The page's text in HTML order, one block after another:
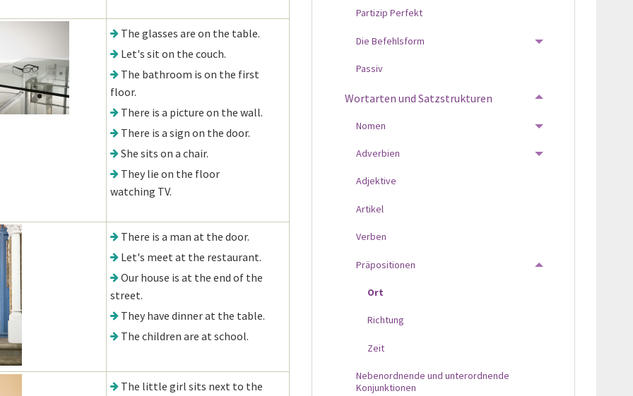
The glasses are on the table.
Let's sit on the couch.
The bathroom is on the first
floor.
There is a picture on the wall.
There is a sign on the door.
She sits on a chair.
They lie on the floor
watching TV.
There is a man at the door.
Let's meet at the restaurant.
Our house is at the end of the
street.
They have dinner at the table.
The children are at school.
The little girl sits next to the
Partizip Perfekt
Die Befehlsform
TOGGLE MENU
Passiv
Wortarten und Satzstrukturen
TOGGLE MENU
Nomen
TOGGLE MENU
Adverbien
TOGGLE MENU
Adjektive
Artikel
Verben
Präpositionen
TOGGLE MENU
Ort
Richtung
Zeit
Nebenordnende und unterordnende
Konjunktionen